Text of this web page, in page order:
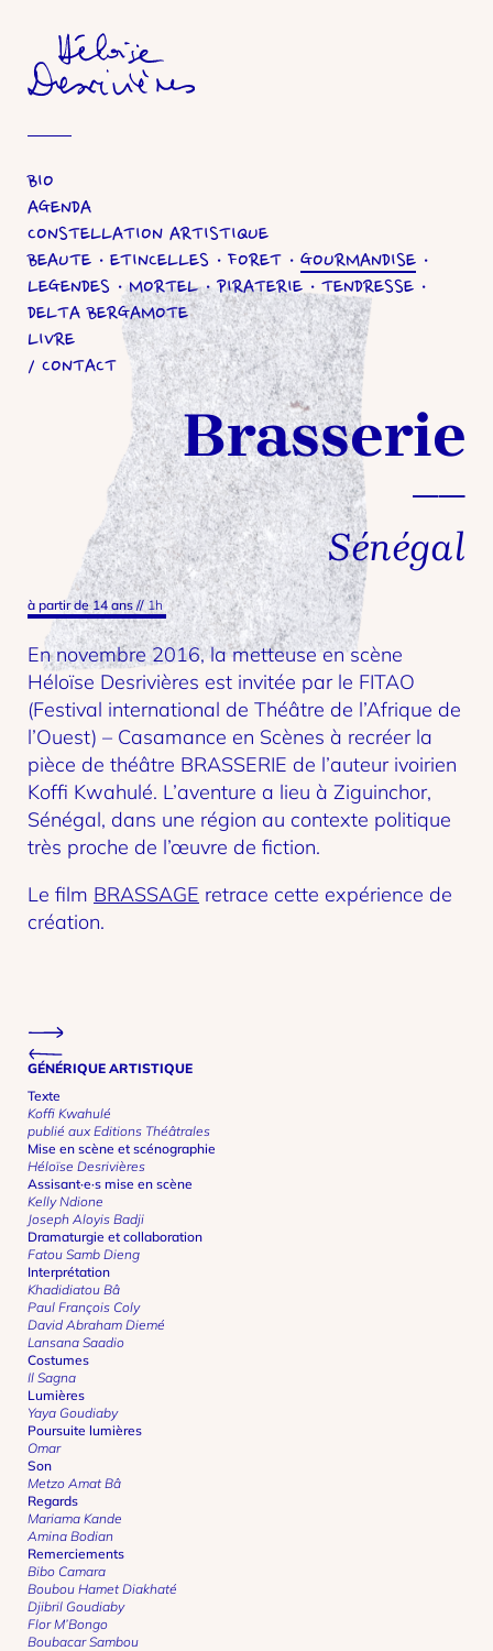
BIO
AGENDA
CONSTELLATION ARTISTIQUE
BEAUTE
ETINCELLES FORET
GOURMANDISE
LEGENDES
MORTEL PIRATERIE
TENDRESSE
DELTA BERGAMOTE
LIVRE
CONTACT
Brasserie
Sénégal
à partir de 14 ans // 1h
En novembre 2016, la metteuse en scène
Héloïse Desrivières est invitée par le FITAO
(Festival international de Théâtre de l’Afrique de
l’Ouest) – Casamance en Scènes à recréer la
pièce de théâtre BRASSERIE de l’auteur ivoirien
Koffi Kwahulé. L’aventure a lieu à Ziguinchor,
Sénégal, dans une région au contexte politique
très proche de l’œuvre de fiction.
Le film BRASSAGE retrace cette expérience de
création.
Previous project
Next project
GÉNÉRIQUE ARTISTIQUE
Texte
Koffi Kwahulé
publié aux Editions Théâtrales
Mise en scène et scénographie
Héloïse Desrivières
Assisant·e·s mise en scène
Kelly Ndione
Joseph Aloyis Badji
Dramaturgie et collaboration
Fatou Samb Dieng
Interprétation
Khadidiatou Bâ
Paul François Coly
David Abraham Diemé
Lansana Saadio
Costumes
Il Sagna
Lumières
Yaya Goudiaby
Poursuite lumières
Omar
Son
Metzo Amat Bâ
Regards
Mariama Kande
Amina Bodian
Remerciements
Bibo Camara
Boubou Hamet Diakhaté
Djibril Goudiaby
Flor M’Bongo
Boubacar Sambou